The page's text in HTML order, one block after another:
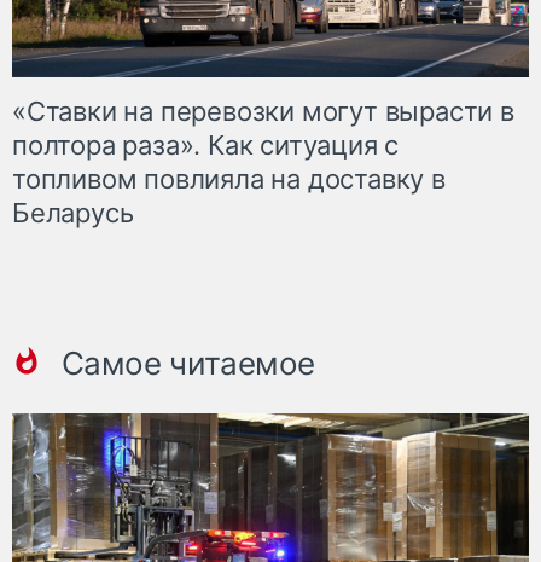
«Ставки на перевозки могут вырасти в
полтора раза». Как ситуация с
топливом повлияла на доставку в
Беларусь
Самое читаемое